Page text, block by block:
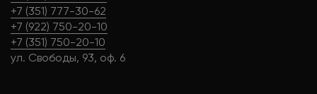
+7 (351) 777-30-62
+7 (922) 750-20-10
+7 (351) 750-20-10
ул. Свободы, 93, оф. 6